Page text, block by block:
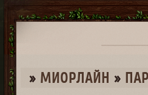
Раса:
Возраст:предположительно
» МИОРЛАЙН »